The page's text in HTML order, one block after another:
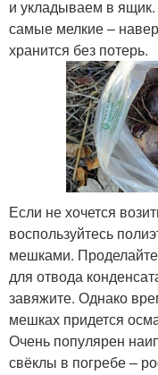
и укладываем в
самые мелкие –
хранится без потерь.
Если не хочется
воспользуйтесь
мешками.
для отвода
завяжите. Однако
мешках придется
Очень популярен
свёклы в погребе –